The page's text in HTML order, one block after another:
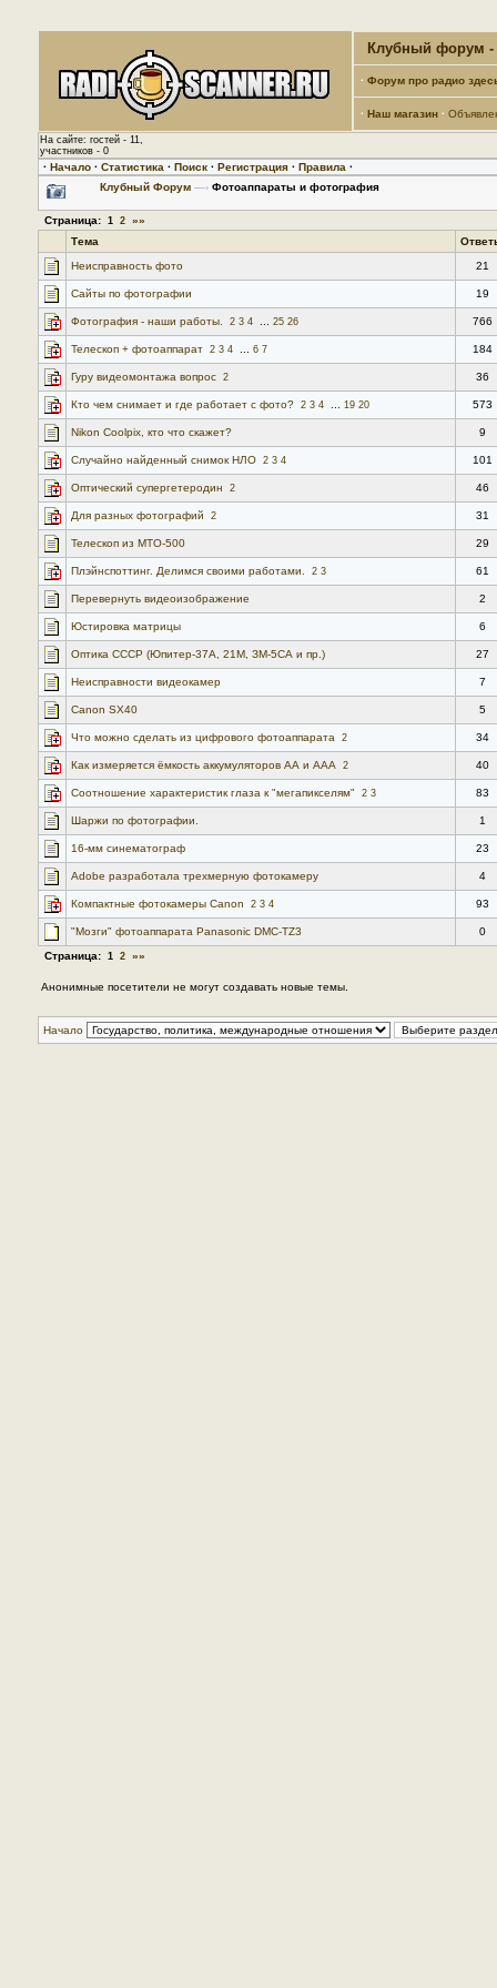
Клубный форум -
· Форум про радио
· Наш магазин ·
На сайте: гостей - 11,
участников - 0
· Начало · Статистика · Поиск · Регистрация · Правила ·
Клубный Форум —› Фотоаппараты и фотография
Страница: 1 2 »»
Тема
Неисправность фото
21
Сайты по фотографии 19
Фотография - наши работы. 2 3 4 25 26 766
Телескоп + фотоаппарат 2 3 4 6 7 184
Гуру видеомонтажа вопрос 2 36
Кто чем снимает и где работает с фото? 2 3 4 19 20 573
Nikon Coolpix, кто что скажет? 9
Случайно найденный снимок НЛО 2 3 4 101
Оптический супергетеродин 2 46
Для разных фотографий 2 31
Телескоп из МТО-500 29
Плэйнспоттинг. Делимся своими работами. 2 3 61
Перевернуть видеоизображение 2
Юстировка матрицы 6
Оптика СССР (Юпитер-37А, 21М, ЗМ-5СА и пр.) 27
Неисправности видеокамер 7
Canon SX40 5
Что можно сделать из цифрового фотоаппарата 2 34
Как измеряется ёмкость аккумуляторов АА и ААА 2 40
Соотношение характеристик глаза к "мегапикселям" 2 3 83
Шаржи по фотографии. 1
16-мм синематограф 23
Adobe разработала трехмерную фотокамеру 4
Компактные фотокамеры Canon 2 3 4 93
"Мозги" фотоаппарата Panasonic DMC-TZ3
0
Страница: 1 2 »»
Анонимные посетители не могут создавать новые темы.
Начало